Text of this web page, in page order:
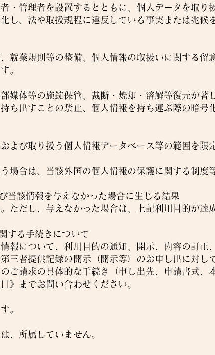
・管理者を設置するとともに、個人データを取り
し、法や取扱規程に違反している事実または兆候
就業規則等の整備、個人情報の取扱いに関する留
。
媒体等の施錠保管、裁断・焼却・溶解等復元が著
ち出すことの禁止、個人情報を持ち運ぶ際の暗号
よび取り扱う個人情報データベース等の範囲を限
場合は、当該外国の個人情報の保護に関する制度
当該情報を与えなかった場合に生じる結果
ただし、与えなかった場合は、上記利用目的が達
する手続きについて
報について、利用目的の通知、開示、内容の訂正
三者提供記録の開示（開示等）のお申し出に対し
ご請求の具体的な手続き（申し出先、申請書式、
》までお問い合わせください。
。
、所属していません。